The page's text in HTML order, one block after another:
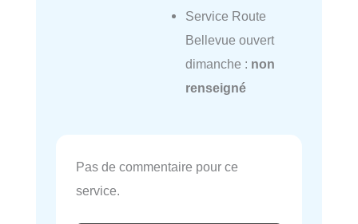
Service Route
Bellevue ouvert
dimanche : non
renseigné
Pas de commentaire pour ce
service.